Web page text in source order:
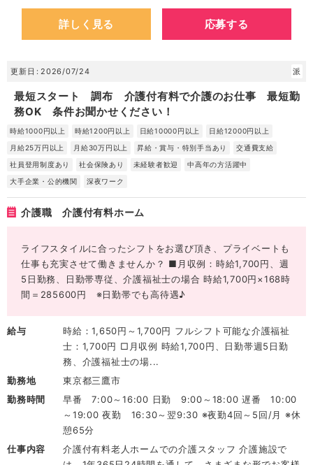
詳しく見る 応募する
更新日 2026/07/24 派
最短スタート 調布 介護付有料で介護のお仕事 最短勤
務OK 条件お聞かせください！
時給1000円以上 時給1200円以上 日給10000円以上
日給12000円以上
月給25万円以上
月給30万円以上 昇給・賞与・特別手当あり
交通費支給
社員登用制度あり
社会保険あり 未経験者歓迎
中高年の方活躍中
大手企業・公的機関
深夜ワーク
介護職 介護付有料ホーム
ライフスタイルに合ったシフトをお選び頂き、プライベートも
仕事も充実させて働きませんか？ ■月収例：時給1,700円、週
5日勤務、日勤帯専従、介護福祉士の場合 時給1,700円×168時
間＝285600円 ※日勤帯でも高待遇♪
給与
時給：1,650円～1,700円 フルシフト可能な介護福祉
士：1,700円 □月収例 時給1,700円、日勤帯週5日勤
務、介護福祉士の場...
勤務地
東京都三鷹市
勤務時間
早番 7:00～16:00 日勤 9:00～18:00 遅番 10:00
～19:00 夜勤 16:30～翌9:30 ※夜勤4回～5回/月 ※休
憩65分
仕事内容
介護付有料老人ホームでの介護スタッフ 介護施設で